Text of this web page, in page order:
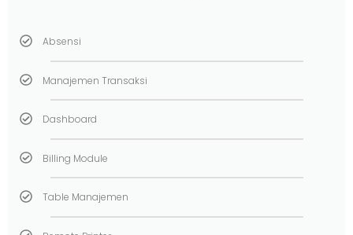
Absensi
Manajemen Transaksi
Dashboard
Billing Module
Table Manajemen